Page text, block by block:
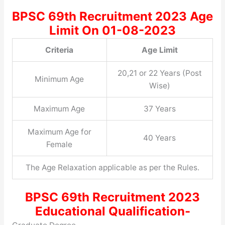
BPSC 69th Recruitment 2023 Age
Limit On 01-08-2023
Criteria Age Limit
Minimum Age
20,21 or 22 Years (Post
Wise)
Maximum Age 37 Years
Maximum Age for
Female
40 Years
The Age Relaxation applicable as per the Rules.
BPSC 69th Recruitment 2023
Educational Qualification-